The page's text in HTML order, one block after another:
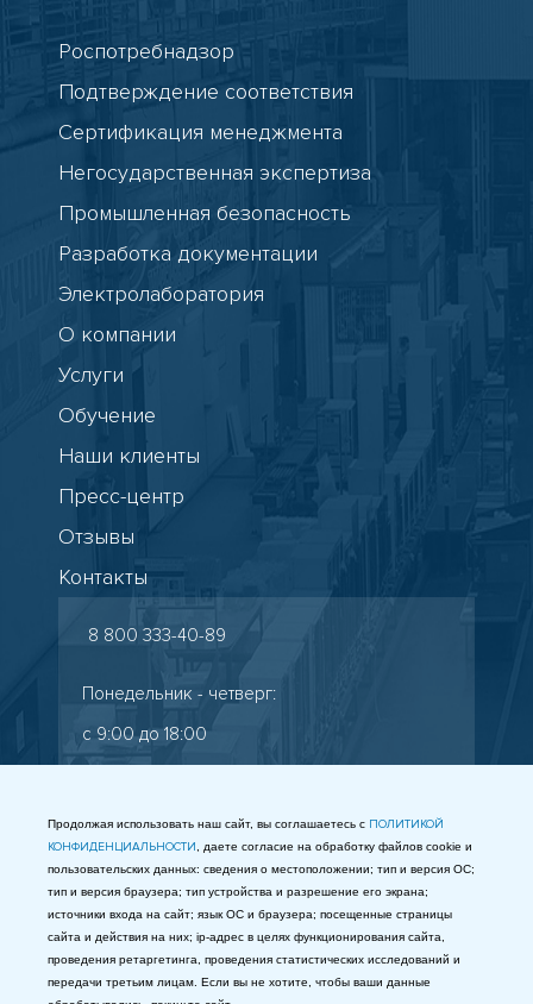
Продолжая использовать наш сайт, вы соглашаетесь с ПОЛИТИКОЙ
КОНФИДЕНЦИАЛЬНОСТИ , даете согласие на обработку файлов cookie и
пользовательских данных: сведения о местоположении; тип и версия ОС;
тип и версия браузера; тип устройства и разрешение его экрана;
источники входа на сайт; язык ОС и браузера; посещенные страницы
сайта и действия на них; ip-адрес в целях функционирования сайта,
проведения ретаргетинга, проведения статистических исследований и
передачи третьим лицам. Если вы не хотите, чтобы ваши данные
О компании
Услуги
Обучение
Наши клиенты
Пресс-центр
Отзывы
Контакты
8 800 333-40-89
Понедельник - четверг:
с 9:00 до 18:00
Старокалужское шоссе, 65
info@gostest.com
Таможенный союз
МЫ В СОЦСЕТЯХ
Роспотребнадзор
Подтверждение соответствия
Сертификация менеджмента
Негосударственная экспертиза
Промышленная безопасность
Разработка документации
Электролаборатория